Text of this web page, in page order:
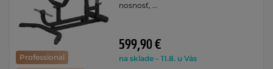
Professional
nosnosť, …
599,90 €
na sklade – 11.8. u Vás